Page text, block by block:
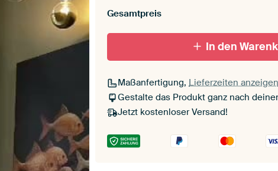
Gesamtpreis
In den
Maßanfertigung, Lieferzeiten anzeigen
Gestalte das Produkt ganz nach
Jetzt kostenloser Versand!